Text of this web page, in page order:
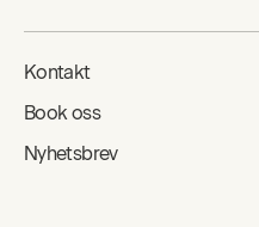
Kontakt
Book oss
Nyhetsbrev